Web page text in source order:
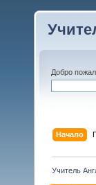
Добро
Начало
Учитель